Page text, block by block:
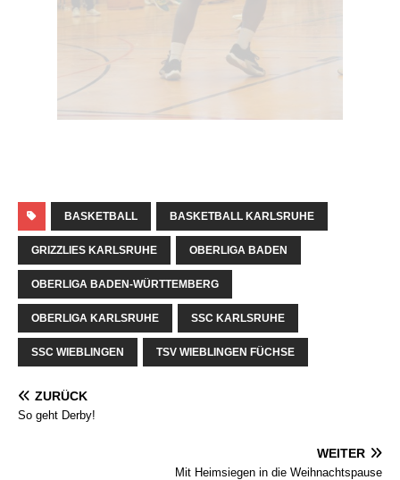
BASKETBALL BASKETBALL KARLSRUHE
GRIZZLIES KARLSRUHE OBERLIGA BADEN
OBERLIGA BADEN-WÜRTTEMBERG
OBERLIGA KARLSRUHE SSC KARLSRUHE
SSC WIEBLINGEN TSV WIEBLINGEN FÜCHSE
ZURÜCK
So geht Derby!
WEITER
Mit Heimsiegen in die Weihnachtspause